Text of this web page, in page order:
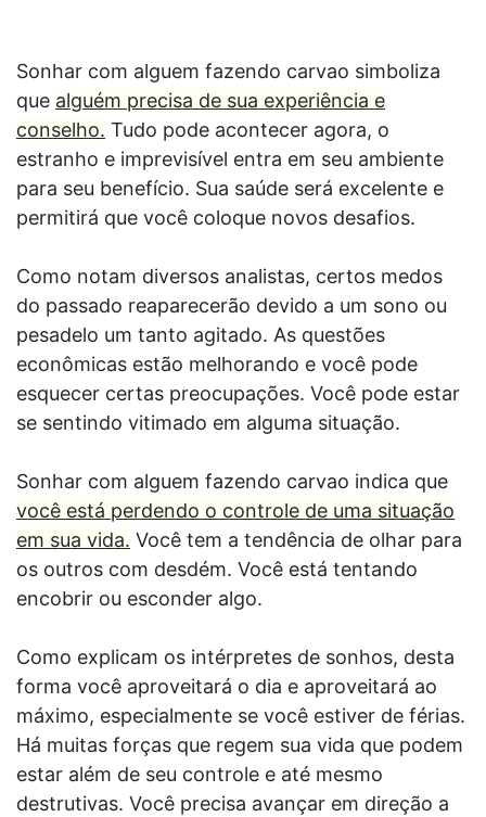
Sonhar com alguem fazendo carvao simboliza
que alguém precisa de sua experiência e
conselho. Tudo pode acontecer agora, o
estranho e imprevisível entra em seu ambiente
para seu benefício. Sua saúde será excelente e
permitirá que você coloque novos desafios.
Como notam diversos analistas, certos medos
do passado reaparecerão devido a um sono ou
pesadelo um tanto agitado. As questões
econômicas estão melhorando e você pode
esquecer certas preocupações. Você pode estar
se sentindo vitimado em alguma situação.
Sonhar com alguem fazendo carvao indica que
você está perdendo o controle de uma situação
em sua vida. Você tem a tendência de olhar para
os outros com desdém. Você está tentando
encobrir ou esconder algo.
Como explicam os intérpretes de sonhos, desta
forma você aproveitará o dia e aproveitará ao
máximo, especialmente se você estiver de férias.
Há muitas forças que regem sua vida que podem
estar além de seu controle e até mesmo
destrutivas. Você precisa avançar em direção a